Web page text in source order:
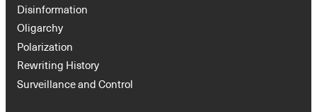
Disinformation
Oligarchy
Polarization
Rewriting History
Surveillance and Control